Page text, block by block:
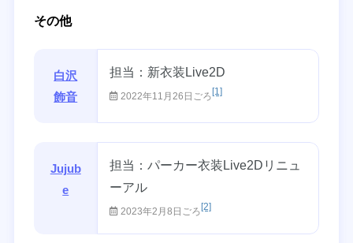
その他
白沢
飾音
担当：新衣装Live2D
2022年11月26日ごろ[1]
Jujub
e
担当：パーカー衣装Live2Dリニュ
ーアル
2023年2月8日ごろ[2]